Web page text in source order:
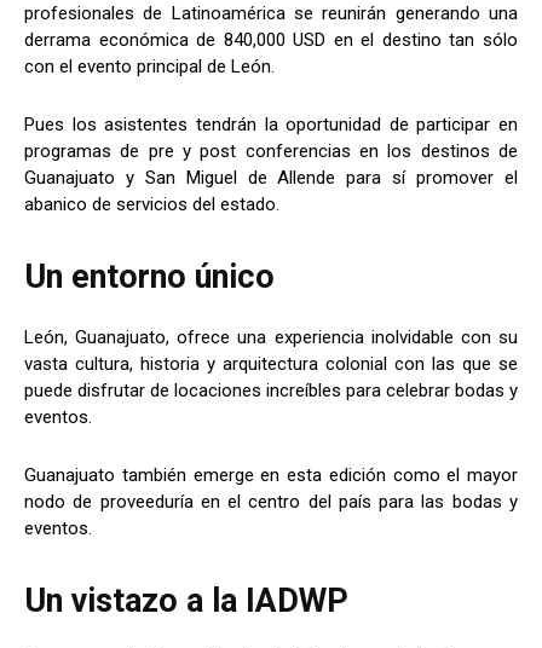
profesionales de Latinoamérica se reunirán generando una
derrama económica de 840,000 USD en el destino tan sólo
con el evento principal de León.
Pues los asistentes tendrán la oportunidad de participar en
programas de pre y post conferencias en los destinos de
Guanajuato y San Miguel de Allende para sí promover el
abanico de servicios del estado.
Un entorno único
León, Guanajuato, ofrece una experiencia inolvidable con su
vasta cultura, historia y arquitectura colonial con las que se
puede disfrutar de locaciones increíbles para celebrar bodas y
eventos.
Guanajuato también emerge en esta edición como el mayor
nodo de proveeduría en el centro del país para las bodas y
eventos.
Un vistazo a la IADWP